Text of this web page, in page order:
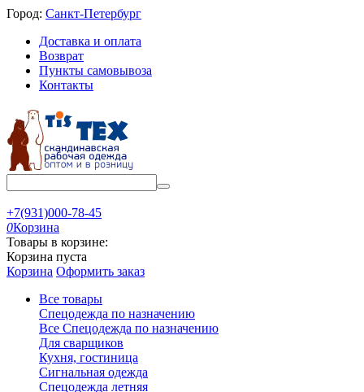
Город: Санкт-Петербург
Доставка и оплата
Возврат
Пункты самовывоза
Контакты
+7(931)000-78-45
0Корзина
Товары в корзине:
Корзина пуста
Корзина Оформить заказ
Все товары
Спецодежда по назначению
Все Спецодежда по назначению
Для сварщиков
Кухня, гостиница
Сигнальная одежда
Спецодежда летняя